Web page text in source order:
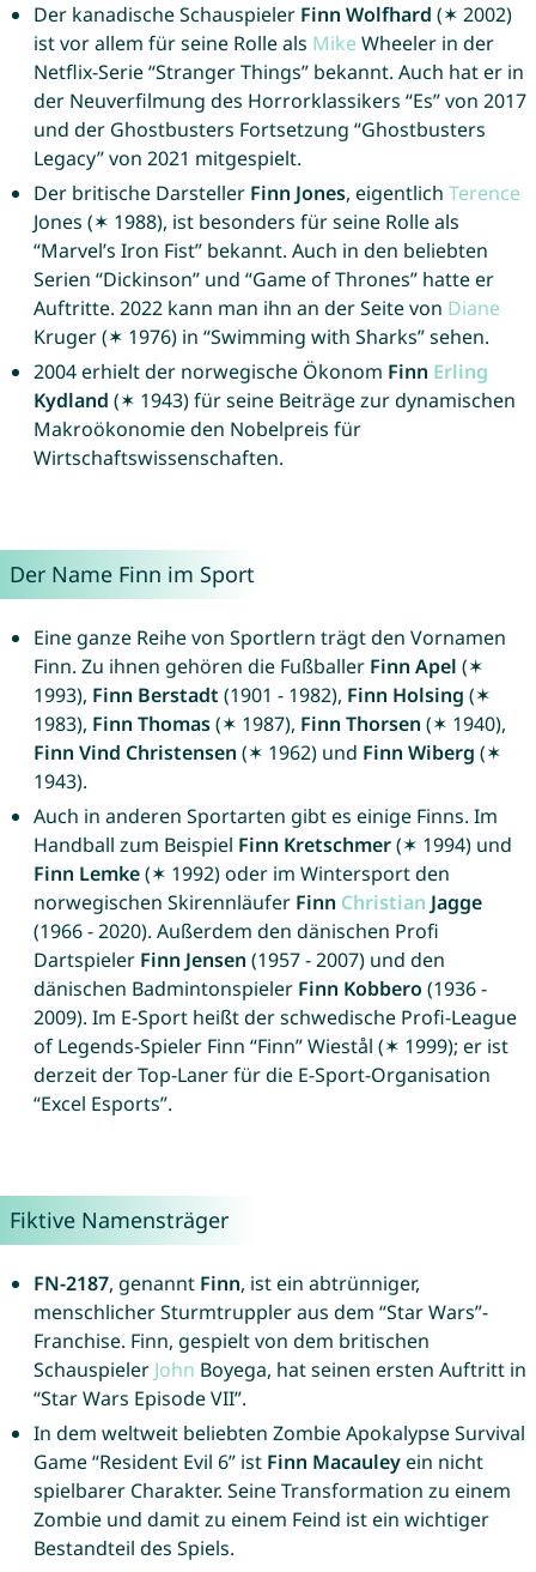
Der kanadische Schauspieler Finn Wolfhard (✶ 2002)
ist vor allem für seine Rolle als Mike Wheeler in der
Netflix-Serie “Stranger Things” bekannt. Auch hat er in
der Neuverfilmung des Horrorklassikers “Es” von 2017
und der Ghostbusters Fortsetzung “Ghostbusters
Legacy” von 2021 mitgespielt.
Der britische Darsteller Finn Jones, eigentlich Terence
Jones (✶ 1988), ist besonders für seine Rolle als
“Marvel’s Iron Fist” bekannt. Auch in den beliebten
Serien “Dickinson” und “Game of Thrones” hatte er
Auftritte. 2022 kann man ihn an der Seite von Diane
Kruger (✶ 1976) in “Swimming with Sharks” sehen.
2004 erhielt der norwegische Ökonom Finn Erling
Kydland (✶ 1943) für seine Beiträge zur dynamischen
Makroökonomie den Nobelpreis für
Wirtschaftswissenschaften.
Der Name Finn im Sport
Eine ganze Reihe von Sportlern trägt den Vornamen
Finn. Zu ihnen gehören die Fußballer Finn Apel (✶
1993), Finn Berstadt (1901 - 1982), Finn Holsing (✶
1983), Finn Thomas(✶ 1987), Finn Thorsen (✶ 1940),
Finn Vind Christensen (✶ 1962) und Finn Wiberg (✶
1943).
Auch in anderen Sportarten gibt es einige Finns. Im
Handball zum Beispiel Finn Kretschmer(✶ 1994) und
Finn Lemke(✶ 1992) oder im Wintersport den
norwegischen Skirennläufer Finn Christian Jagge
(1966 - 2020). Außerdem den dänischen Profi
Dartspieler Finn Jensen (1957 - 2007) und den
dänischen Badmintonspieler Finn Kobbero (1936 -
2009). Im E-Sport heißt der schwedische Profi-League
of Legends-Spieler Finn “Finn” Wiestål (✶ 1999); er ist
derzeit der Top-Laner für die E-Sport-Organisation
“Excel Esports”.
Fiktive Namensträger
FN-2187, genannt Finn, ist ein abtrünniger,
menschlicher Sturmtruppler aus dem “Star Wars”-
Franchise. Finn, gespielt von dem britischen
Schauspieler John Boyega, hat seinen ersten Auftritt in
“Star Wars Episode VII”.
In dem weltweit beliebten Zombie Apokalypse Survival
Game “Resident Evil 6” ist Finn Macauleyein nicht
spielbarer Charakter. Seine Transformation zu einem
Zombie und damit zu einem Feind ist ein wichtiger
Bestandteil des Spiels.